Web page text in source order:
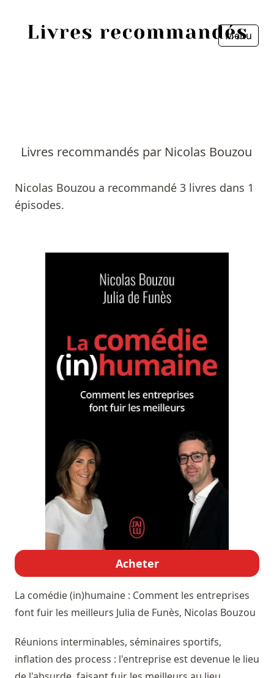
Menu
Livres recommandés par Nicolas Bouzou
Nicolas Bouzou a recommandé 3 livres dans 1
épisodes.
Acheter
La comédie (in)humaine : Comment les entreprises
font fuir les meilleurs Julia de Funès, Nicolas Bouzou
Réunions interminables, séminaires sportifs,
inflation des process : l'entreprise est devenue le lieu
Livres
Fermer